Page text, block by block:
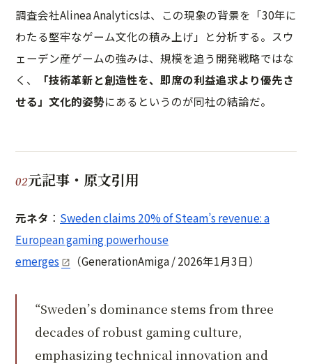
調査会社Alinea Analyticsは、この現象の背景を「30年に
わたる堅牢なゲーム文化の積み上げ」と分析する。スウ
ェーデン産ゲームの強みは、規模を追う開発戦略ではな
く、
「技術革新と創造性を、即席の利益追求より優先さ
せる」文化的姿勢にあるというのが同社の結論だ。
元記事・原文引用
元ネタ ： Sweden claims 20% of Steam’s revenue: a
European gaming powerhouse
emerges
（GenerationAmiga / 2026年1月3日）
“Sweden’s dominance stems from three
decades of robust gaming culture,
emphasizing technical innovation and